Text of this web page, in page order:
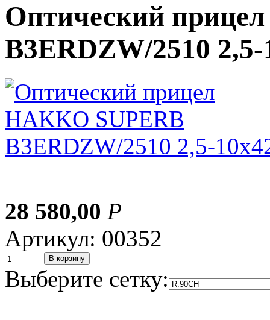
Оптический
B3ERDZW/2510 2,5-
28 580,00 Р
Артикул: 00352
Выберите сетку: